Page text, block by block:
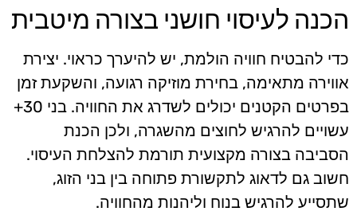
הכנה לעיסוי חושני בצורה מיטבית
כדי להבטיח חוויה הולמת, יש להיערך כראוי. יצירת
אווירה מתאימה, בחירת מוזיקה רגועה, והשקעת זמן
בפרטים הקטנים יכולים לשדרג את החוויה. בני 30+
עשויים להרגיש לחוצים מהשגרה, ולכן הכנת
הסביבה בצורה מקצועית תורמת להצלחת העיסוי.
חשוב גם לדאוג לתקשורת פתוחה בין בני הזוג,
שתסייע להרגיש בנוח וליהנות מהחוויה.